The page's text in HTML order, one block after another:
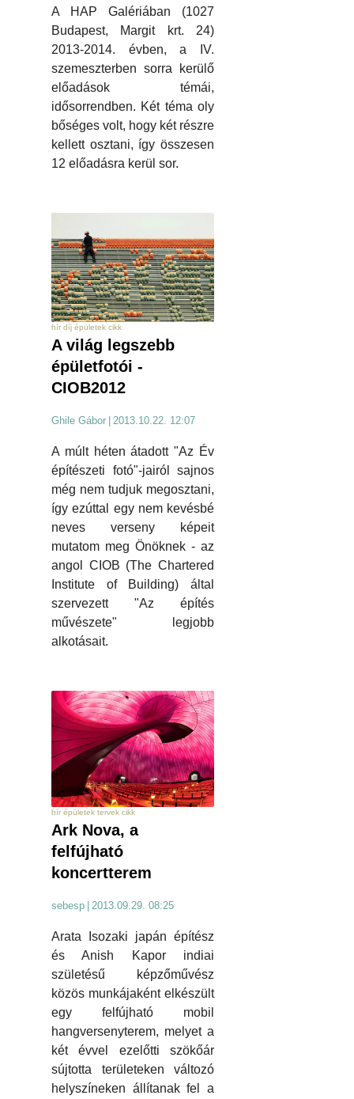
A HAP Galériában (1027
Budapest, Margit krt. 24)
2013-2014. évben, a IV.
szemeszterben sorra kerülő
előadások témái,
idősorrendben. Két téma oly
bőséges volt, hogy két részre
kellett osztani, így összesen
12 előadásra kerül sor.
hír díj épületek cikk
A világ legszebb
épületfotói -
CIOB2012
Ghile Gábor | 2013.10.22. 12:07
A múlt héten átadott "Az Év
építészeti fotó"-jairól sajnos
még nem tudjuk megosztani,
így ezúttal egy nem kevésbé
neves verseny képeit
mutatom meg Önöknek - az
angol CIOB (The Chartered
Institute of Building) által
szervezett "Az építés
művészete" legjobb
alkotásait.
hír épületek tervek cikk
Ark Nova, a
felfújható
koncertterem
sebesp 2013.09.29. 08:25
Arata Isozaki japán építész
és Anish Kapor indiai
születésű képzőművész
közös munkájaként elkészült
egy felfújható mobil
hangversenyterem, melyet a
két évvel ezelőtti szökőár
sújtotta területeken változó
helyszíneken állítanak fel a